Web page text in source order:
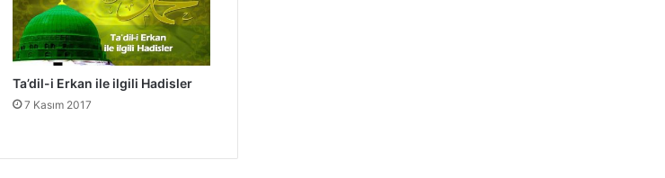
Ta’dil-i Erkan ile ilgili Hadisler
7 Kasım 2017